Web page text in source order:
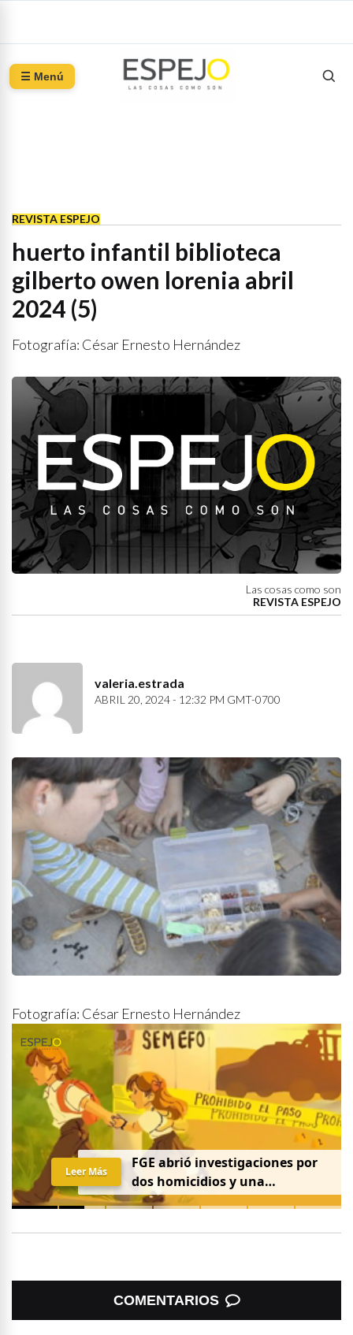
☰ Menú
REVISTA ESPEJO
huerto infantil biblioteca
gilberto owen lorenia abril
2024 (5)
Fotografía: César Ernesto Hernández
Las cosas como son
REVISTA ESPEJO
valeria.estrada
ABRIL 20, 2024 - 12:32 PM GMT-0700
Fotografía: César Ernesto Hernández
FGE abrió investigaciones por
dos homicidios y una
desaparición el 7 de agosto
Leer Más
COMENTARIOS